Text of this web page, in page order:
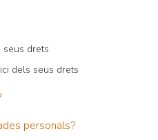
seus drets
dels seus drets
personals?